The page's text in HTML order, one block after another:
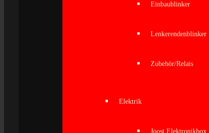
Einbaublinker
Lenkerendenblinker
Zubehör/Relais
Elektrik
Joost Elektronikbox